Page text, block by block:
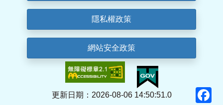
隱私權政策
網站安全政策
更新日期：2026-08-06 14:50:51.0